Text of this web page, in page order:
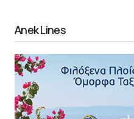
Anek Lines